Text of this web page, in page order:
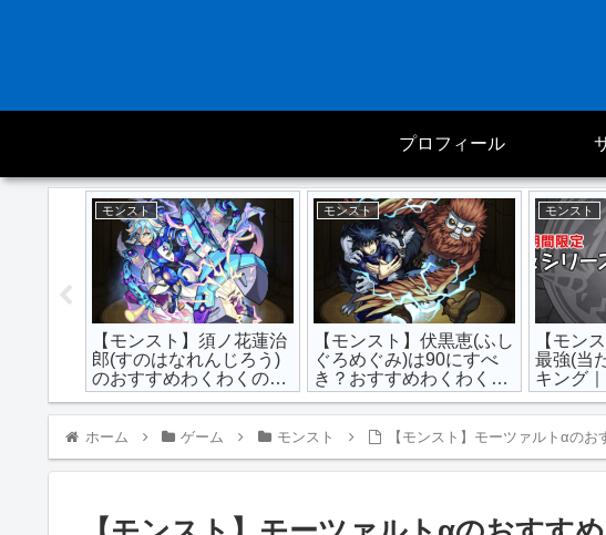
プロフィール
モンスト
【モンスト】須ノ花蓮治
郎(すのはなれんじろう)
のおすすめわくわくの実
と最新評価点数｜強い？
弱い？
モンスト
【モンスト】伏黒恵(ふし
ぐろめぐみ)は90にすべ
き？おすすめわくわくの
実と最新評価点数｜強
い？弱い？
モンスト
【モン
最強(当
キング
【2024
ホーム ゲーム モンスト 【モンスト】モーツァルトαの